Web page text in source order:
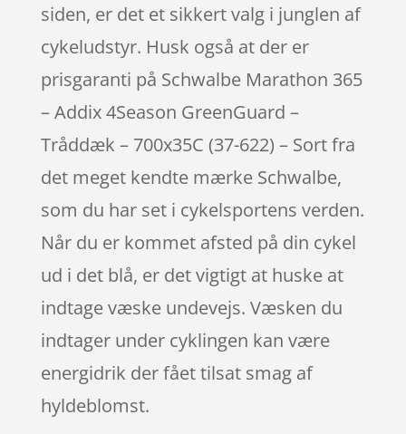
siden, er det et sikkert valg i junglen af
cykeludstyr. Husk også at der er
prisgaranti på Schwalbe Marathon 365
– Addix 4Season GreenGuard –
Tråddæk – 700x35C (37-622) – Sort fra
det meget kendte mærke Schwalbe,
som du har set i cykelsportens verden.
Når du er kommet afsted på din cykel
ud i det blå, er det vigtigt at huske at
indtage væske undevejs. Væsken du
indtager under cyklingen kan være
energidrik der fået tilsat smag af
hyldeblomst.